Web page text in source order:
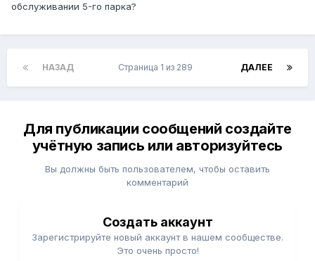
обслуживании 5-го парка?
НАЗАД ДАЛЕЕ
Страница 1 из 289
Для публикации сообщений создайте
учётную запись или авторизуйтесь
Вы должны быть пользователем, чтобы оставить
комментарий
Создать аккаунт
Зарегистрируйте новый аккаунт в нашем сообществе.
Это очень просто!